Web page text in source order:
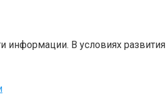
информации. В условиях развития